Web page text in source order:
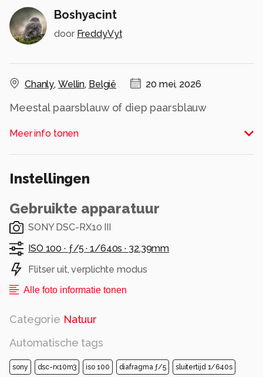
Boshyacint
door FreddyVyt
Chanly, Wellin, België 20 mei, 2026
Meestal paarsblauw of diep paarsblauw
Meer info tonen
Instellingen
Gebruikte apparatuur
SONY DSC-RX10 III
ISO 100 · ƒ/5 ·1/640s · 32.39mm
Flitser uit, verplichte modus
Alle foto informatie tonen
Categorie Natuur
Automatische tags
sony dsc-rx10m3 iso 100 diafragma ƒ/5 sluitertijd 1/640s